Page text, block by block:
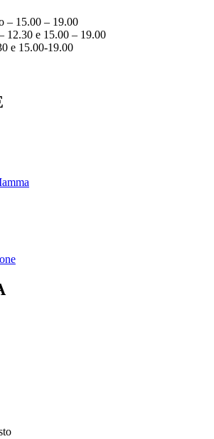
– 15.00 – 19.00
12.30 e 15.00 – 19.00
e 15.00-19.00